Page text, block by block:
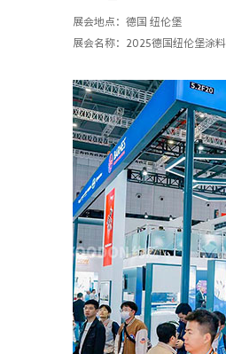
展会地点：德国 纽伦堡